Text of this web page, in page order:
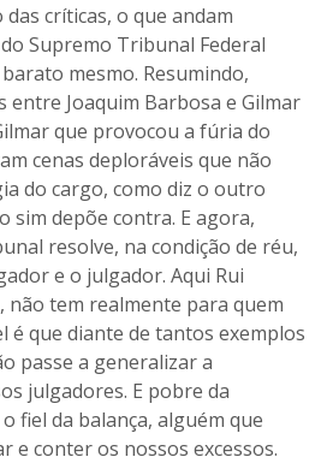
críticas, o que andam
Supremo Tribunal Federal
mesmo. Resumindo,
entre Joaquim Barbosa e Gilmar
que provocou a fúria do
cenas deploráveis que não
do cargo, como diz o outro
sim depõe contra. E agora,
resolve, na condição de réu,
e o julgador. Aqui Rui
tem realmente para quem
é que diante de tantos exemplos
passe a generalizar a
julgadores. E pobre da
fiel da balança, alguém que
e conter os nossos excessos.